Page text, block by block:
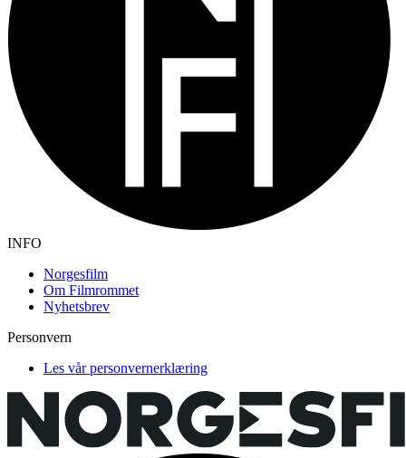
INFO
Norgesfilm
Om Filmrommet
Nyhetsbrev
Personvern
Les vår personvernerklæring